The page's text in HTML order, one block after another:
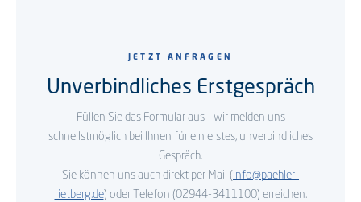
JETZT ANFRAGEN
Unverbindliches Erstgespräch
Füllen Sie das Formular aus – wir melden uns
schnellstmöglich bei Ihnen für ein erstes, unverbindliches
Gespräch.
Sie können uns auch direkt per Mail (info@paehler-
rietberg.de) oder Telefon (02944-3411100) erreichen.